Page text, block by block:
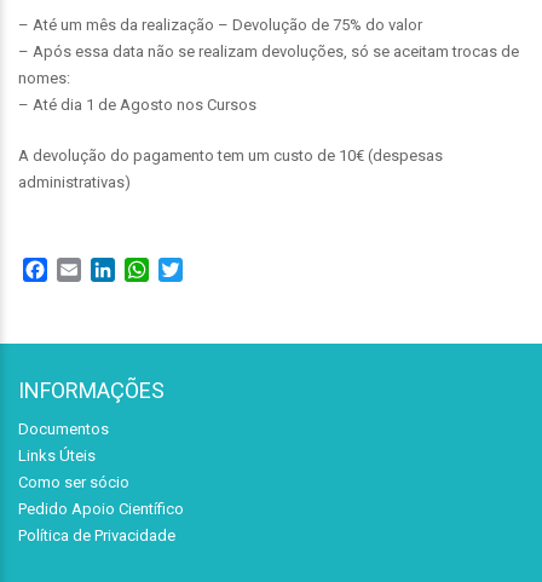
– Até um mês da realização – Devolução de 75% do valor
– Após essa data não se realizam devoluções, só se aceitam trocas de
nomes:
– Até dia 1 de Agosto nos Cursos
A devolução do pagamento tem um custo de 10€ (despesas
administrativas)
Facebook
Email LinkedInWhatsApp
INFORMAÇÕES
Documentos
Links Úteis
Como ser sócio
Pedido Apoio Científico
Política de Privacidade